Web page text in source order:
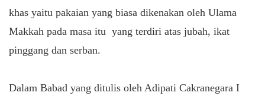
khas yaitu pakaian yang biasa dikenakan oleh Ulama
Makkah pada masa itu yang terdiri atas jubah, ikat
pinggang dan serban.
Dalam Babad yang ditulis oleh Adipati Cakranegara I